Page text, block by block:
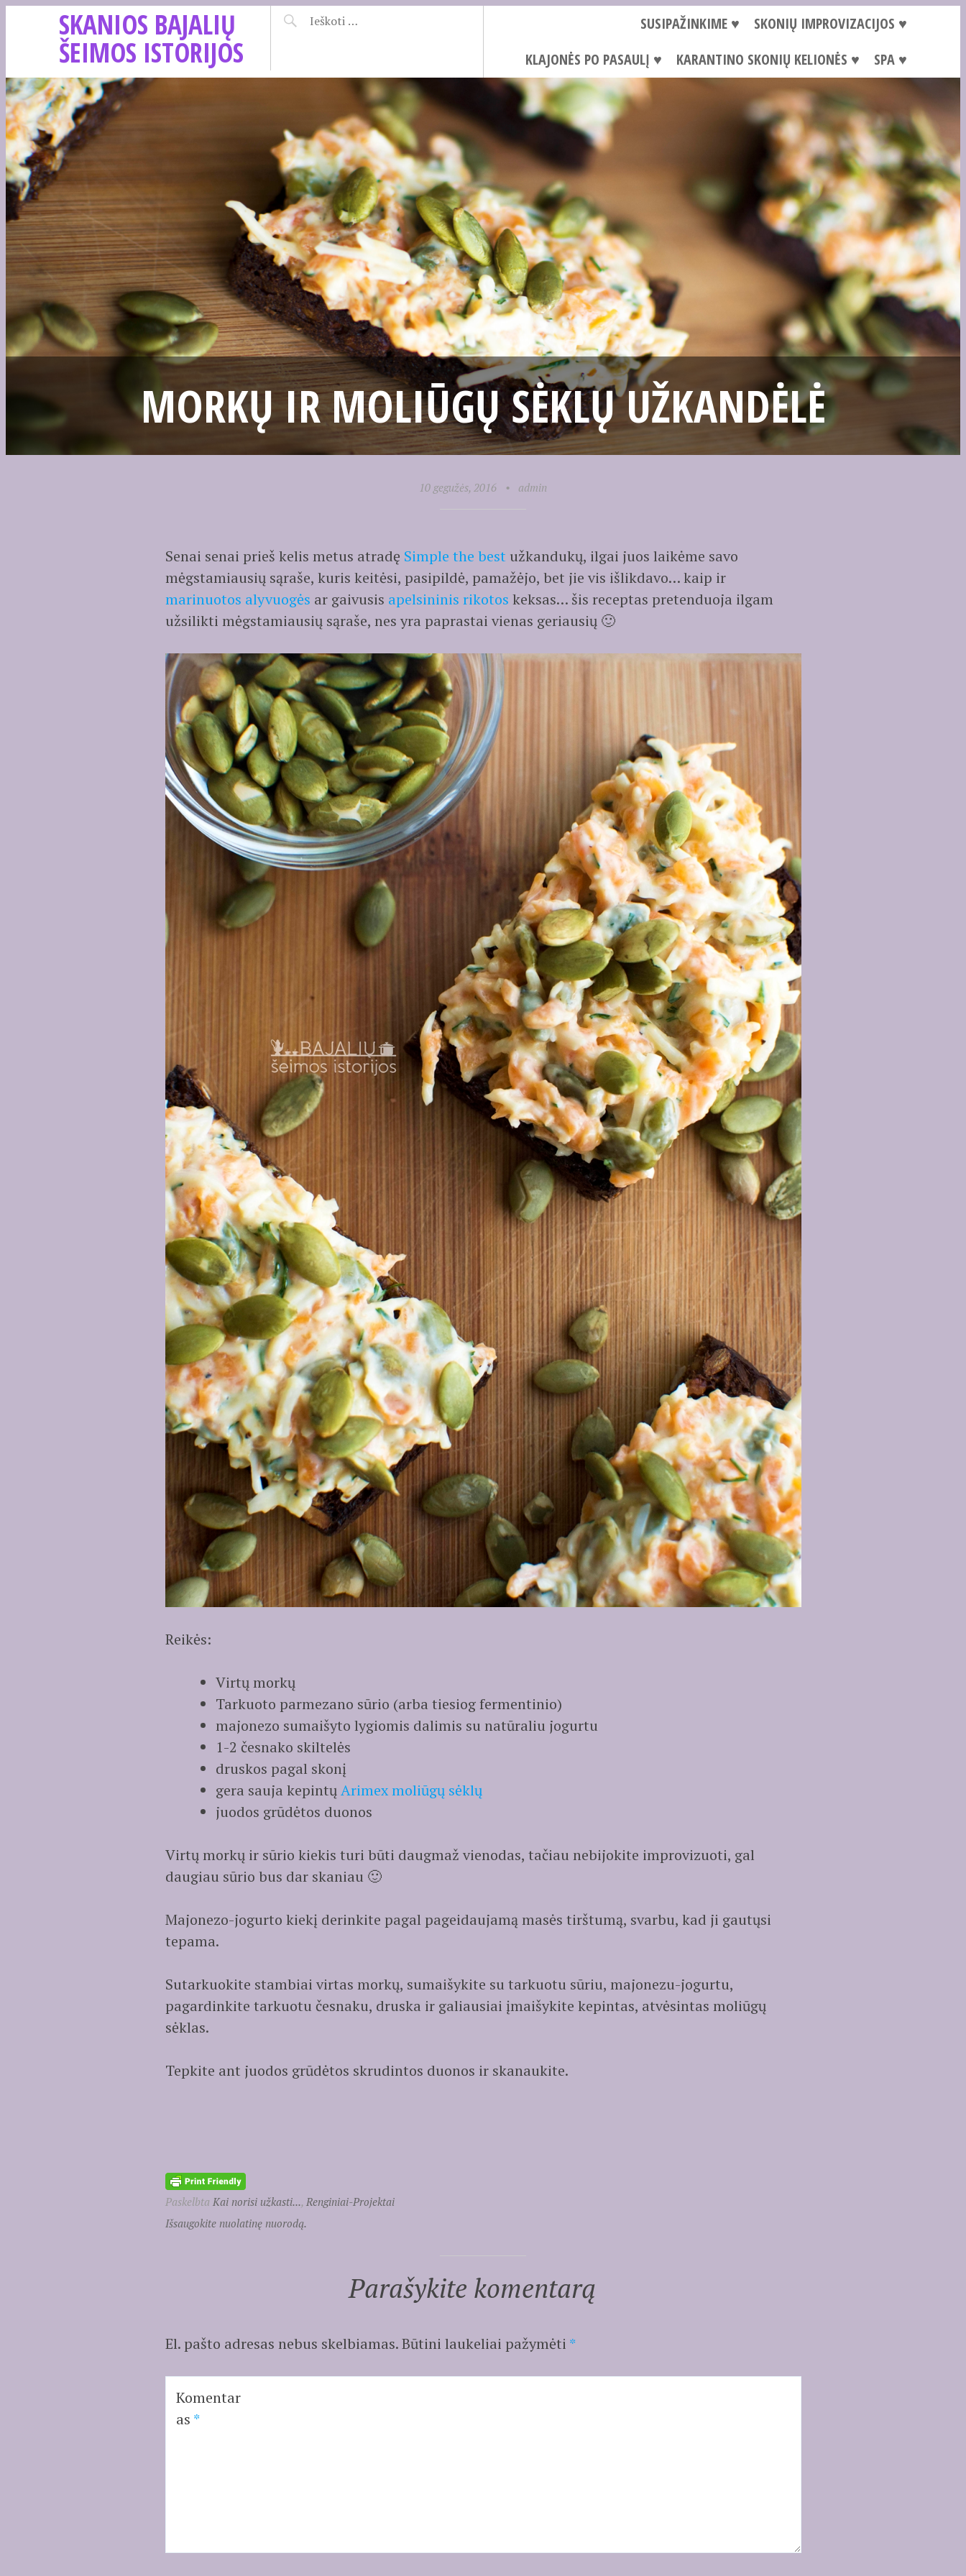
SKANIOS BAJALIŲ
ŠEIMOS ISTORIJOS
SUSIPAŽINKIME ♥
SKONIŲ IMPROVIZACIJOS ♥
KLAJONĖS PO PASAULĮ ♥
KARANTINO SKONIŲ KELIONĖS ♥ SPA ♥
MORKŲ IR MOLIŪGŲ SĖKLŲ UŽKANDĖLĖ
10 gegužės, 2016 • admin
Senai senai prieš kelis metus atradę Simple the best užkandukų, ilgai juos laikėme savo
mėgstamiausių sąraše, kuris keitėsi, pasipildė, pamažėjo, bet jie vis išlikdavo… kaip ir
marinuotos alyvuogės ar gaivusis apelsininis rikotos keksas… šis receptas pretenduoja ilgam
užsilikti mėgstamiausių sąraše, nes yra paprastai vienas geriausių 🙂
Reikės:
Virtų morkų
Tarkuoto parmezano sūrio (arba tiesiog fermentinio)
majonezo sumaišyto lygiomis dalimis su natūraliu jogurtu
1-2 česnako skiltelės
druskos pagal skonį
gera sauja kepintųArimex moliūgų sėklų
juodos grūdėtos duonos
Virtų morkų ir sūrio kiekis turi būti daugmaž vienodas, tačiau nebijokite improvizuoti, gal
daugiau sūrio bus dar skaniau 🙂
Majonezo-jogurto kiekį derinkite pagal pageidaujamą masės tirštumą, svarbu, kad ji gautųsi
tepama.
Sutarkuokite stambiai virtas morkų, sumaišykite su tarkuotu sūriu, majonezu-jogurtu,
pagardinkite tarkuotu česnaku, druska ir galiausiai įmaišykite kepintas, atvėsintas moliūgų
sėklas.
Tepkite ant juodos grūdėtos skrudintos duonos ir skanaukite.
Paskelbta Kai norisi užkasti..., Renginiai-Projektai
Išsaugokite nuolatinę nuorodą.
Parašykite komentarą
El. pašto adresas nebus skelbiamas. Būtini laukeliai pažymėti *
Komentar
as *